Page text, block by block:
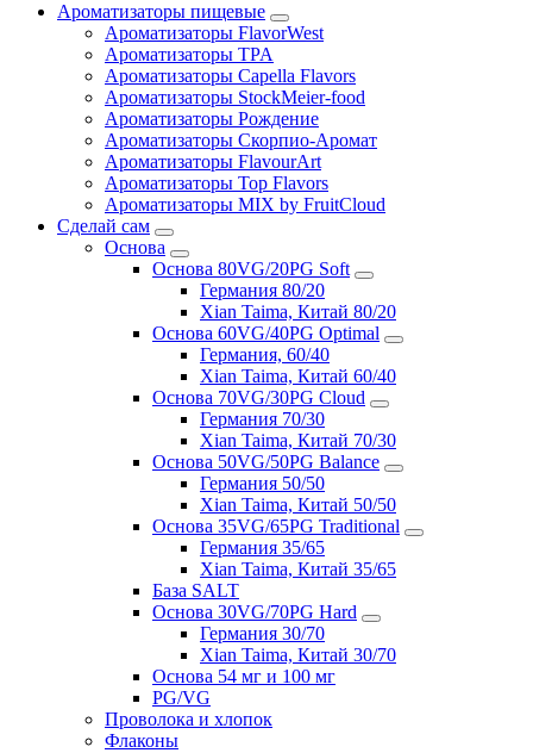
Ароматизаторы пищевые
Ароматизаторы FlavorWest
Ароматизаторы TPA
Ароматизаторы Capella Flavors
Ароматизаторы StockMeier-food
Ароматизаторы Рождение
Ароматизаторы Скорпио-Аромат
Ароматизаторы FlavourArt
Ароматизаторы Top Flavors
Ароматизаторы MIX by FruitCloud
Сделай сам
Основа
Основа 80VG/20PG Soft
Германия 80/20
Xian Taima, Китай 80/20
Основа 60VG/40PG Optimal
Германия, 60/40
Xian Taima, Китай 60/40
Основа 70VG/30PG Cloud
Германия 70/30
Xian Taima, Китай 70/30
Основа 50VG/50PG Balance
Германия 50/50
Xian Taima, Китай 50/50
Основа 35VG/65PG Traditional
Германия 35/65
Xian Taima, Китай 35/65
База SALT
Основа 30VG/70PG Hard
Германия 30/70
Xian Taima, Китай 30/70
Основа 54 мг и 100 мг
PG/VG
Проволока и хлопок
Флаконы